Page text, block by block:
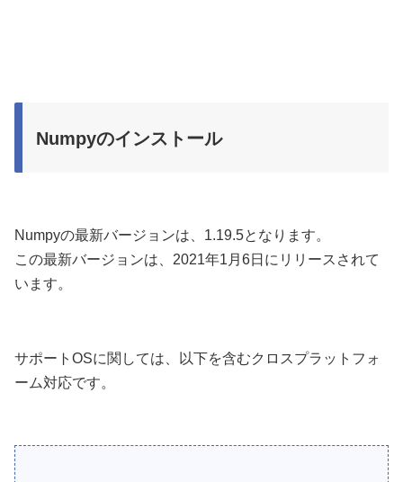
Numpyのインストール
Numpyの最新バージョンは、1.19.5となります。
この最新バージョンは、2021年1月6日にリリースされて
います。
サポートOSに関しては、以下を含むクロスプラットフォ
ーム対応です。